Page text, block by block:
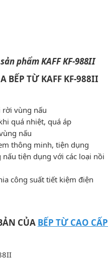
phẩm KAFF KF-988II
BẾP TỪ KAFF KF-988II
vùng nấu
quá nhiệt, quá áp
nấu
thông minh, tiện dụng
tiện dụng với các loại nồi
công suất tiết kiệm điện
CỦA BẾP TỪ CAO CẤP